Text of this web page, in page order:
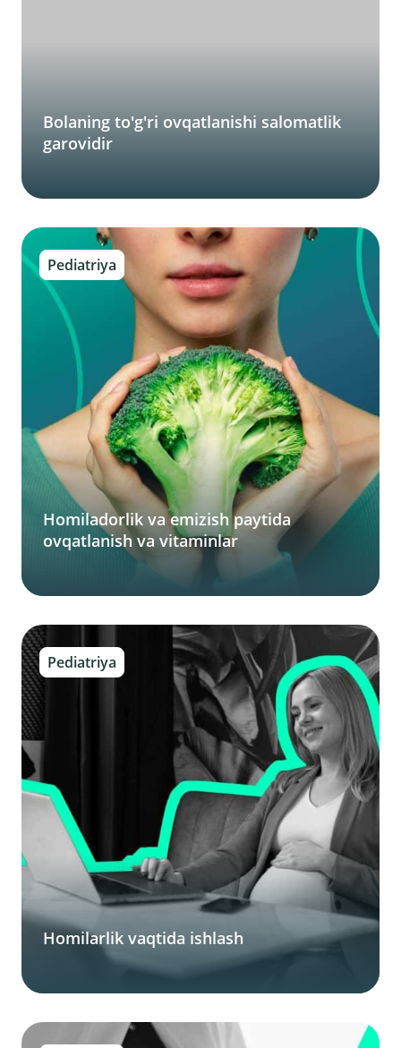
Bolaning to'g'ri ovqatlanishi salomatlik
garovidir
Pediatriya
Homiladorlik va emizish paytida
ovqatlanish va vitaminlar
Pediatriya
Homilarlik vaqtida ishlash